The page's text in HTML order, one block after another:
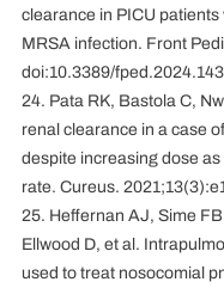
clearance in PICU
MRSA infection. Front
doi:10.3389/
24. Pata RK, Bastola C,
renal clearance in a case
despite increasing dose
rate. Cureus.
25. Heffernan AJ, Sime
Ellwood D, et al.
used to treat nosocomial